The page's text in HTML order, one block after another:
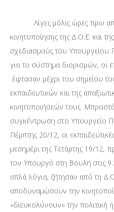
Λίγες μόλις ώρες πριν
κινητοποίησης της Δ.Ο.Ε. και
σχεδιασμούς του Υπουργείου
για το σύστημα διορισμών, οι
έφτασαν μέχρι του σημείου
εκπαιδευτικών και της
κινητοποιήσεών τους.
συγκέντρωση στο Υπουργείο
Πέμπτης 20/12, οι
μεσημέρι της Τετάρτης 19/12,
τον Υπουργό στη Βουλή στις
απλά λόγια, ζήτησαν από τη
αποδυναμώσουν την
«διευκολύνουν» την πολιτική